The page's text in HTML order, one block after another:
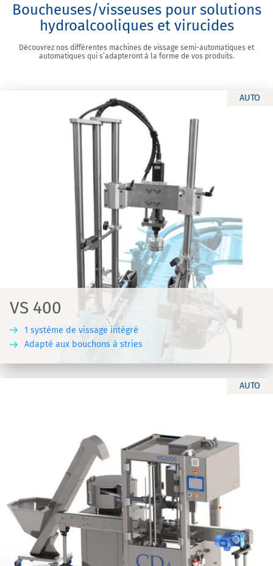
Boucheuses/visseuses pour solutions
hydroalcooliques et virucides
Découvrez nos différentes machines de vissage semi-automatiques et
automatiques qui s’adapteront à la forme de vos produits.
AUTO
VS 400
1 système de vissage intégré
Adapté aux bouchons à stries
AUTO